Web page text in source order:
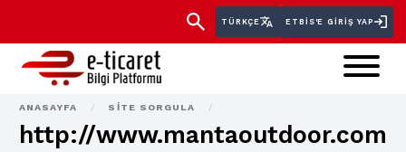
TÜRKÇE ETBİS'E GIRIŞ YAP
ANASAYFA / SITE SORGULA /
http://www.mantaoutdoor.com